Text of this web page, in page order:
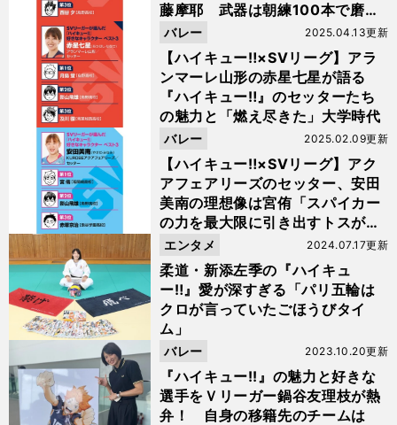
藤摩耶 武器は朝練100本で磨い
たサーブ
【ハイキュー‼×SVリーグ】アラ
ンマーレ山形の赤星七星が語る
『ハイキュー‼』のセッターたち
の魅力と「燃え尽きた」大学時代
2025.04.13更新
バレー
【ハイキュー‼×SVリーグ】アク
アフェアリーズのセッター、安田
美南の理想像は宮侑「スパイカー
の力を最大限に引き出すトスが好
き」
2025.02.09更新
バレー
柔道・新添左季の『ハイキュ
ー‼』愛が深すぎる「パリ五輪は
クロが言っていたごほうびタイ
ム」
2024.07.17更新
エンタメ
『ハイキュー!!』の魅力と好きな
選手をＶリーガー鍋谷友理枝が熱
弁！ 自身の移籍先のチームは
2023.10.20更新
バレー